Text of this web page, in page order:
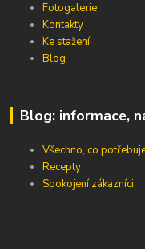
Fotogalerie
Kontakty
Ke stažení
Blog
Blog: informace,
Všechno, co
Recepty
Spokojení zákazníci